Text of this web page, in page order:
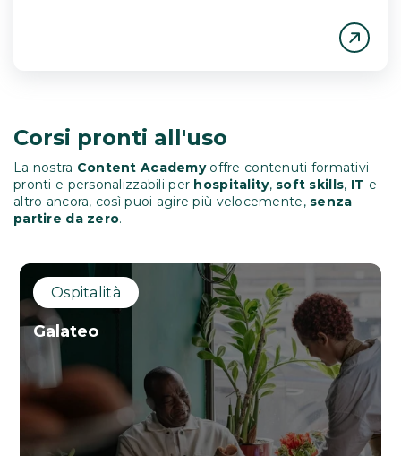
Corsi pronti all'uso
La nostra Content Academyoffre contenuti formativi
pronti e personalizzabili per hospitality, soft skills, IT e
altro ancora, così puoi agire più velocemente, senza
partire da zero.
Ospitalità
Galateo